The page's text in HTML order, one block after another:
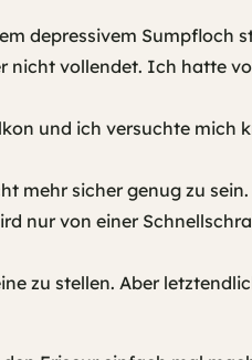
depressivem Sumpfloch
vollendet. Ich hatte
und ich versuchte
mehr sicher genug zu sein.
nur von einer
zu stellen. Aber